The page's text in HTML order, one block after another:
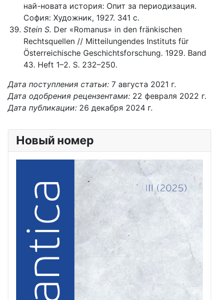
най-новата история: Опит за периодизация.
София: Художник, 1927. 341 с.
Stein S. Der «Romanus» in den fränkischen
Rechtsquellen // Mitteilungendes Instituts für
Österreichische Geschichtsforschung. 1929. Band
43. Heft 1–2. S. 232–250.
Дата поступления статьи: 7 августа 2021 г.
Дата одобрения рецензентами: 22 февраля 2022 г.
Дата публикации: 26 декабря 2024 г.
Новый номер